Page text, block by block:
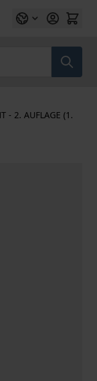
- 2. AUFLAGE (1.